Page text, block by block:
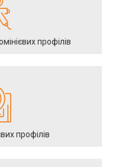
профілів
профілів